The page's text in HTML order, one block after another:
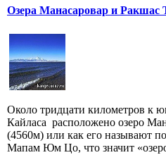
Озера Манасаровар и Ракшас
Около тридцати километров к
Кайласа расположено озеро
(4560м) или как его называют
Мапам Юм Цо, что значит